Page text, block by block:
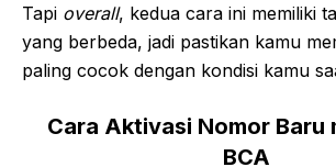
Tapi overall, kedua cara ini memiliki
yang berbeda, jadi pastikan kamu
paling cocok dengan kondisi kamu
Cara Aktivasi Nomor Baru
BCA